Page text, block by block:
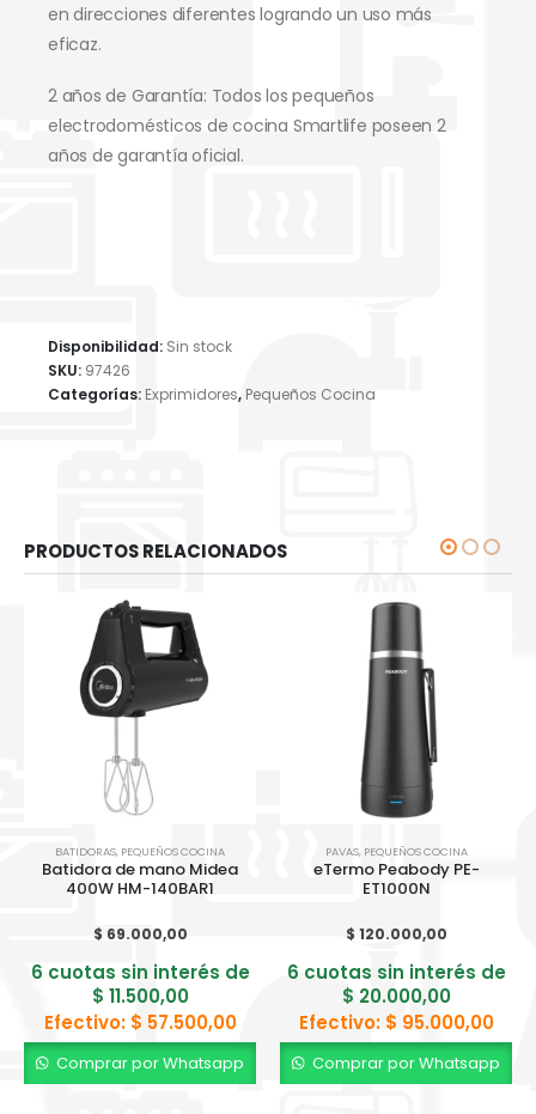
en direcciones diferentes logrando un uso más
eficaz.
2 años de Garantía: Todos los pequeños
electrodomésticos de cocina Smartlife poseen 2
años de garantía oficial.
Disponibilidad: Sin stock
SKU: 97426
Categorías: Exprimidores, Pequeños Cocina
PRODUCTOS RELACIONADOS
BATIDORAS, PEQUEÑOS COCINA
Batidora de mano Midea
400W HM-140BAR1
$ 69.000,00
6 cuotas sin interés de
$ 11.500,00
Efectivo: $ 57.500,00
Comprar por Whatsapp
PAVAS, PEQUEÑOS COCINA
eTermo Peabody PE-
ET1000N
$ 120.000,00
6 cuotas sin interés de
$ 20.000,00
Efectivo: $ 95.000,00
Comprar por Whatsapp